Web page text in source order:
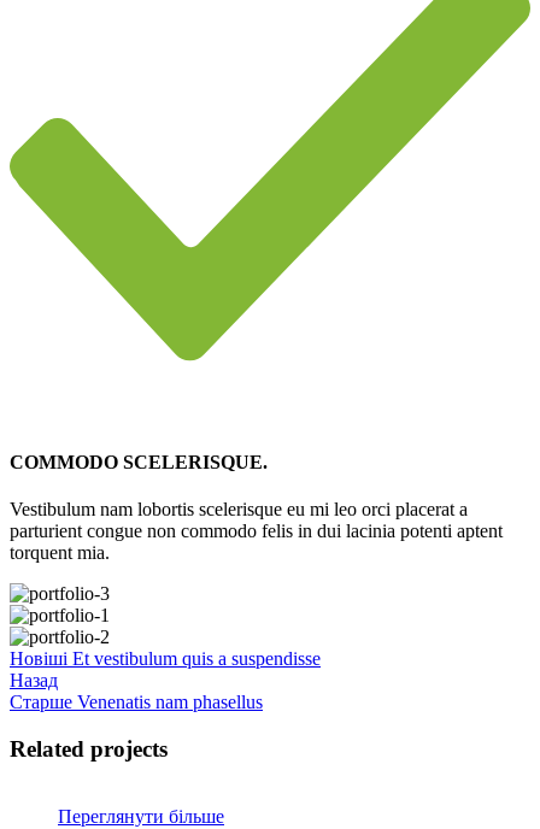
COMMODO SCELERISQUE.
Vestibulum nam lobortis scelerisque eu mi leo orci placerat a
parturient congue non commodo felis in dui lacinia potenti aptent
torquent mia.
Новіші Et vestibulum quis a suspendisse
Назад
Старше Venenatis nam phasellus
Related projects
Переглянути більше